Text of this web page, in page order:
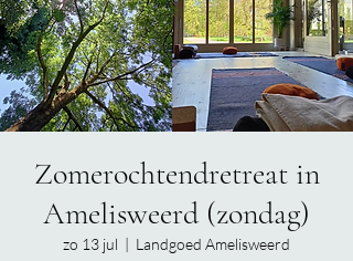
Zomerochtendretreat in
Amelisweerd (zondag)
zo 13 jul
  |
Landgoed Amelisweerd